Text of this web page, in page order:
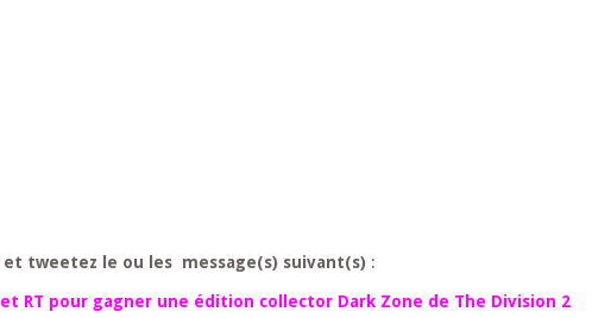
et tweetez le ou les message(s) suivant(s) :
RT pour gagner une édition collector Dark Zone de The Division 2